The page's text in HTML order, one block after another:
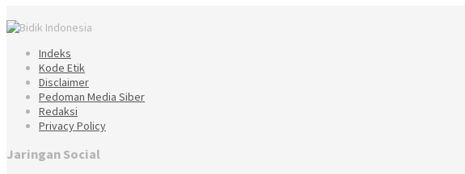
Indeks
Kode Etik
Disclaimer
Pedoman Media Siber
Redaksi
Privacy Policy
Jaringan Social